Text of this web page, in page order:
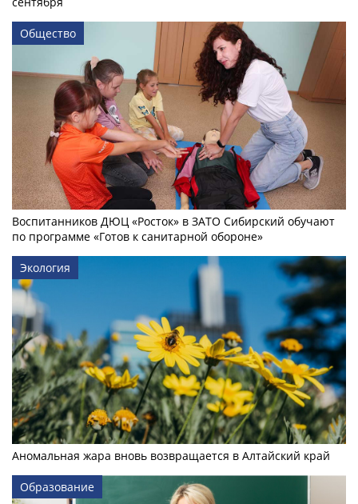
Общество
Воспитанников ДЮЦ «Росток» в ЗАТО Сибирский обучают
по программе «Готов к санитарной обороне»
Экология
Аномальная жара вновь возвращается в Алтайский край
Образование